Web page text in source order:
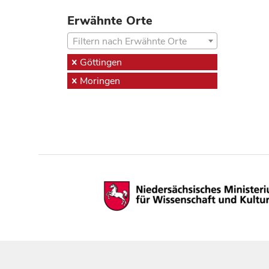
Erwähnte Orte
Filtern nach Erwähnte Orte
Göttingen
Moringen